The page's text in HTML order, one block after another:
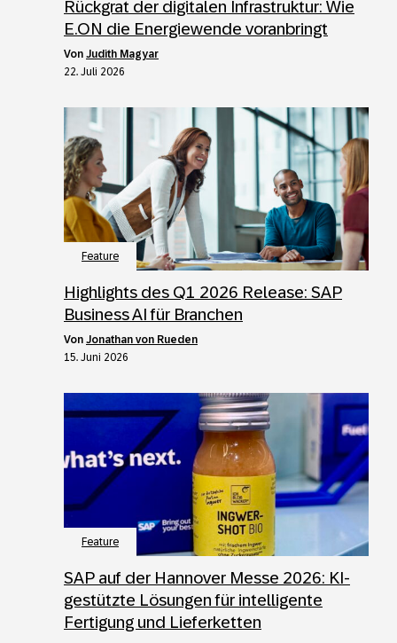
Rückgrat der digitalen Infrastruktur: Wie
E.ON die Energiewende voranbringt
von Judith Magyar
22. Juli 2026
Feature
Highlights des Q1 2026 Release: SAP
Business AI für Branchen
von Jonathan von Rueden
15. Juni 2026
Feature
SAP auf der Hannover Messe 2026: KI-
gestützte Lösungen für intelligente
Fertigung und Lieferketten